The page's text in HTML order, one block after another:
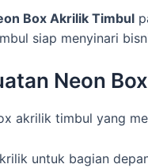
Box Akrilik Timbul
siap menyinari
Neon
akrilik timbul yang
untuk bagian